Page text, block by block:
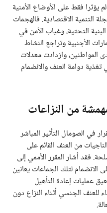
يؤثرا فقط على الأوضاع الأمنية
التنمية الاقتصادية. فالهجمات
التحتية، وغياب الأمن في
الأجنبية وتراجع النشاط
المواطنين، وازدادت معدلات
دوامة العنف والانضمام
من النزاعات
في الصومال التأثير المباشر
من العنف القائم على
فقد أشار المقرر الأممي إلى
الانضمام لتلك الجماعات يعانين
عمليات إعادة التأهيل
للعنف الجنسي أثناء النزاع دون